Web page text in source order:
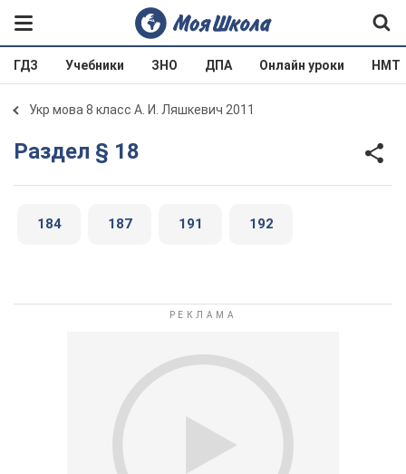
ГДЗ Учебники ЗНО ДПА Онлайн уроки НМТ
Укр мова 8 класс А. И. Ляшкевич 2011
Раздел § 18
184 187 191 192